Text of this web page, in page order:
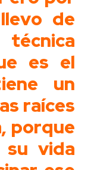
de
es el
un
raíces
porque
su vida